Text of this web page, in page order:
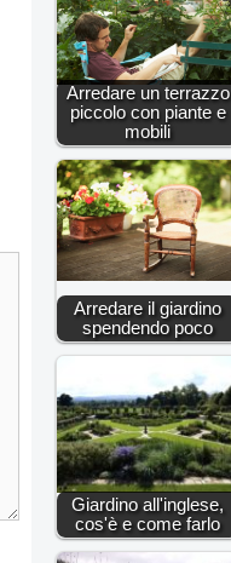
Arredare un terrazzo
piccolo con piante e
mobili
Arredare il giardino
spendendo poco
Giardino all'inglese,
cos'è e come farlo